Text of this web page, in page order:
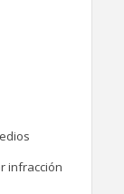
infracción